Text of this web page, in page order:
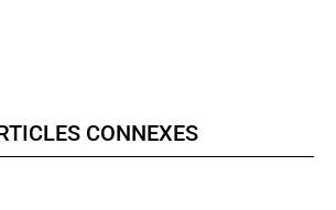
CONNEXES